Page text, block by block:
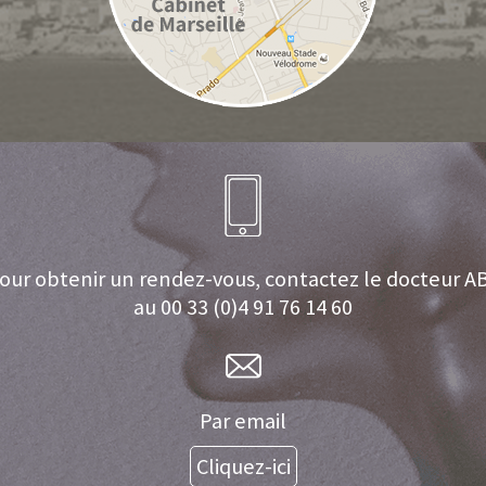
obtenir un rendez-vous, contactez le docteur
au 00 33 (0)4 91 76 14 60
Par email
Cliquez-ici